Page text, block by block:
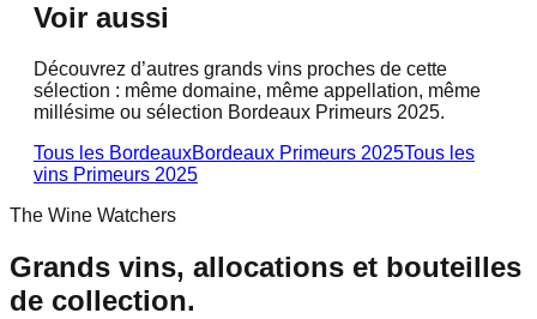
Voir aussi
Découvrez d’autres grands vins proches de cette
sélection : même domaine, même appellation, même
millésime ou sélection Bordeaux Primeurs 2025.
Tous les BordeauxBordeaux Primeurs 2025Tous les
vins Primeurs 2025
The Wine Watchers
Grands vins, allocations et bouteilles
de collection.